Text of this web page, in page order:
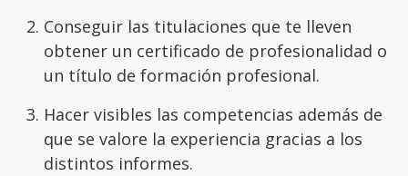
Conseguir las titulaciones que te lleven
obtener un certificado de profesionalidad o
un título de formación profesional.
Hacer visibles las competencias además de
que se valore la experiencia gracias a los
distintos informes.